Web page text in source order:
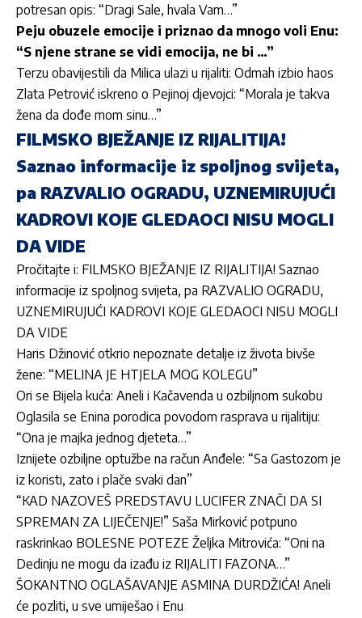
potresan opis: “Dragi Sale, hvala Vam…”
Peju obuzele emocije i priznao da mnogo voli Enu:
“S njene strane se vidi emocija, ne bi …”
Terzu obavijestili da Milica ulazi u rijaliti: Odmah izbio haos
Zlata Petrović iskreno o Pejinoj djevojci: “Morala je takva
žena da dođe mom sinu…”
FILMSKO BJEŽANJE IZ RIJALITIJA!
Saznao informacije iz spoljnog svijeta,
pa RAZVALIO OGRADU, UZNEMIRUJUĆI
KADROVI KOJE GLEDAOCI NISU MOGLI
DA VIDE
Pročitajte i: FILMSKO BJEŽANJE IZ RIJALITIJA! Saznao
informacije iz spoljnog svijeta, pa RAZVALIO OGRADU,
UZNEMIRUJUĆI KADROVI KOJE GLEDAOCI NISU MOGLI
DA VIDE
Haris Džinović otkrio nepoznate detalje iz života bivše
žene: “MELINA JE HTJELA MOG KOLEGU”
Ori se Bijela kuća: Aneli i Kačavenda u ozbiljnom sukobu
Oglasila se Enina porodica povodom rasprava u rijalitiju:
“Ona je majka jednog djeteta…”
Iznijete ozbiljne optužbe na račun Anđele: “Sa Gastozom je
iz koristi, zato i plače svaki dan”
“KAD NAZOVEŠ PREDSTAVU LUCIFER ZNAČI DA SI
SPREMAN ZA LIJEČENJE!” Saša Mirković potpuno
raskrinkao BOLESNE POTEZE Željka Mitrovića: “Oni na
Dedinju ne mogu da izađu iz RIJALITI FAZONA…”
ŠOKANTNO OGLAŠAVANJE ASMINA DURDŽIĆA! Aneli
će pozliti, u sve umiješao i Enu